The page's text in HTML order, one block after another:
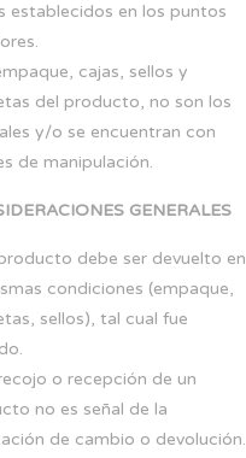
establecidos en los puntos
cajas, sellos y
del producto, no son los
y/o se encuentran con
de manipulación.
GENERALES
debe ser devuelto en
condiciones (empaque,
sellos), tal cual fue
o recepción de un
no es señal de la
de cambio o devolución.